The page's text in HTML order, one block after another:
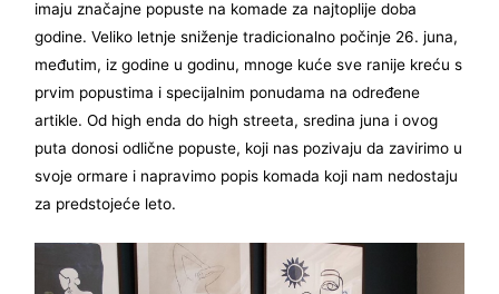
imaju značajne popuste na komade za najtoplije doba
godine. Veliko letnje sniženje tradicionalno počinje 26. juna,
međutim, iz godine u godinu, mnoge kuće sve ranije kreću s
prvim popustima i specijalnim ponudama na određene
artikle. Od high enda do high streeta, sredina juna i ovog
puta donosi odlične popuste, koji nas pozivaju da zavirimo u
svoje ormare i napravimo popis komada koji nam nedostaju
za predstojeće leto.